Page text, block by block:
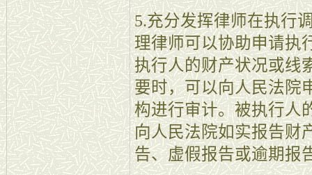
5.充分发挥律师在执行
理律师可以协助申请执
执行人的财产状况或线
要时，可以向人民法院
构进行审计。被执行人
向人民法院如实报告财
告、虚假报告或逾期报